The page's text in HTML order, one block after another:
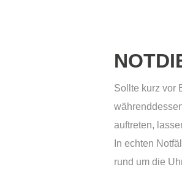
Sollte kurz vor
auftreten,
In echten
rund um die